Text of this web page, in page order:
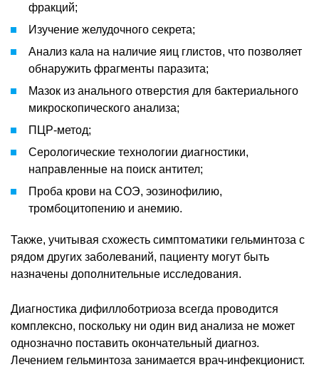
фракций;
Изучение желудочного секрета;
Анализ кала на наличие яиц глистов, что позволяет
обнаружить фрагменты паразита;
Мазок из анального отверстия для бактериального
микроскопического анализа;
ПЦР-метод;
Серологические технологии диагностики,
направленные на поиск антител;
Проба крови на СОЭ, эозинофилию,
тромбоцитопению и анемию.
Также, учитывая схожесть симптоматики гельминтоза с
рядом других заболеваний, пациенту могут быть
назначены дополнительные исследования.
Диагностика дифиллоботриоза всегда проводится
комплексно, поскольку ни один вид анализа не может
однозначно поставить окончательный диагноз.
Лечением гельминтоза занимается врач-инфекционист.